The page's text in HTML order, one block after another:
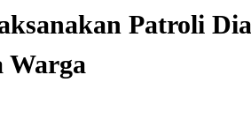
Patroli
Warga